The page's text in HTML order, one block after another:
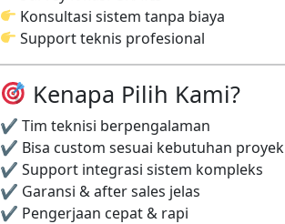
Konsultasi sistem tanpa biaya
Support teknis profesional
Kenapa Pilih Kami?
✔ Tim teknisi berpengalaman
✔ Bisa custom sesuai kebutuhan proyek
✔ Support integrasi sistem kompleks
✔ Garansi & after sales jelas
✔ Pengerjaan cepat & rapi